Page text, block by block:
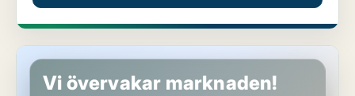
Rum i Haparanda
Vi övervakar marknaden!